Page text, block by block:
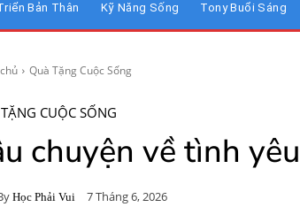
Bản Thân Kỹ Năng Sống Tony Buổi Sáng
Quà Tặng Cuộc Sống
CUỘC SỐNG
chuyện về tình yêu
Học Phải Vui 7 Tháng 6, 2026